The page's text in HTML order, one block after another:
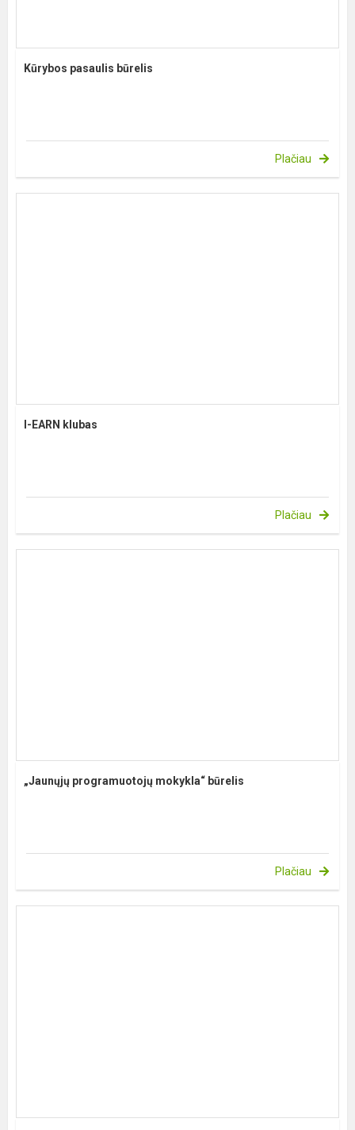
Kūrybos pasaulis būrelis
Plačiau
I-EARN klubas
Plačiau
„Jaunųjų programuotojų mokykla“ būrelis
Plačiau